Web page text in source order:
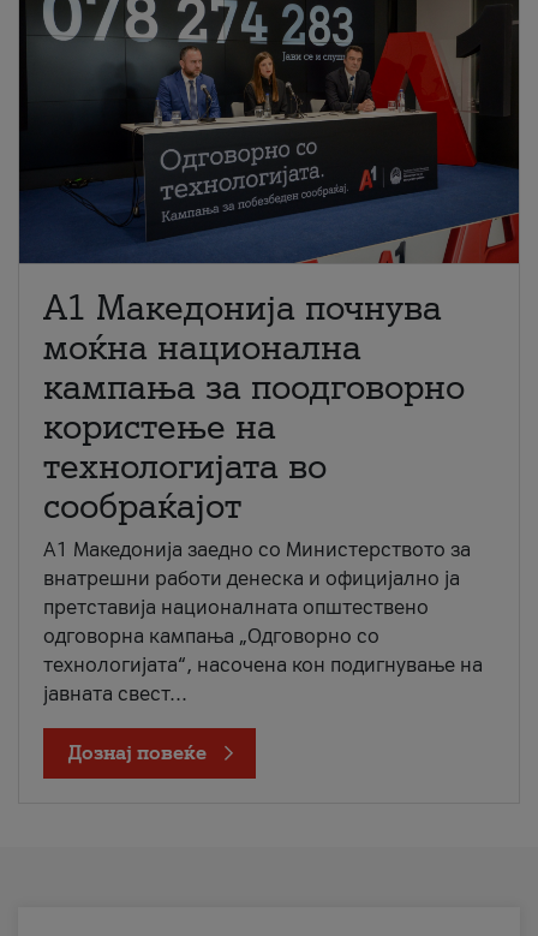
A1 Македонија почнува
моќна национална
кампања за поодговорно
користење на
технологијата во
сообраќајот
A1 Македонија заедно со Министерството за
внатрешни работи денеска и официјално ја
претставија националната општествено
одговорна кампања „Одговорно со
технологијата“, насочена кон подигнување на
јавната свест...
Дознај повеќе